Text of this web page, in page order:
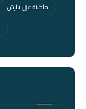
ماكينة عزل بالرش